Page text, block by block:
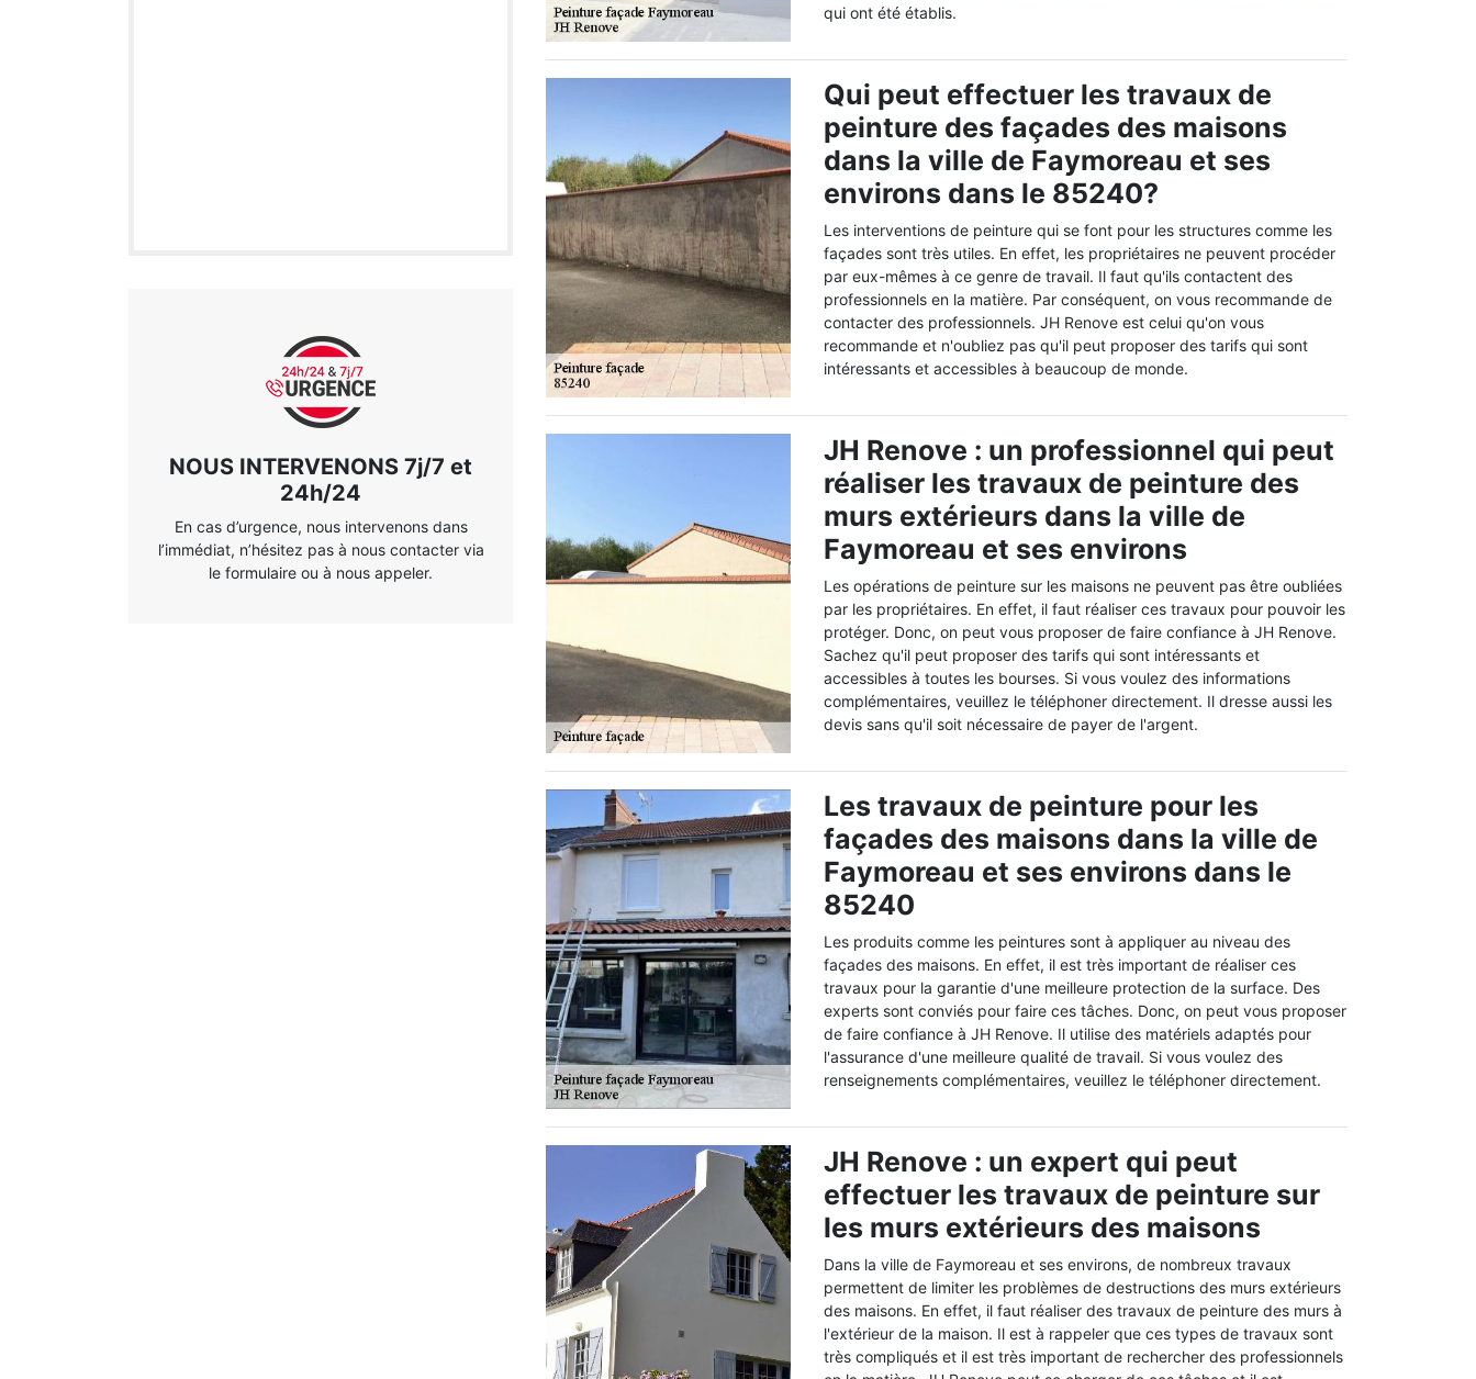
NOUS INTERVENONS 7j/7 et
24h/24
En cas d’urgence, nous intervenons dans
l’immédiat, n’hésitez pas à nous contacter via
le formulaire ou à nous appeler.
qui ont été établis.
Qui peut effectuer les travaux de
peinture des façades des maisons
dans la ville de Faymoreau et ses
environs dans le 85240?
Les interventions de peinture qui se font pour les structures comme les
façades sont très utiles. En effet, les propriétaires ne peuvent procéder
par eux-mêmes à ce genre de travail. Il faut qu'ils contactent des
professionnels en la matière. Par conséquent, on vous recommande de
contacter des professionnels. JH Renove est celui qu'on vous
recommande et n'oubliez pas qu'il peut proposer des tarifs qui sont
intéressants et accessibles à beaucoup de monde.
JH Renove : un professionnel qui peut
réaliser les travaux de peinture des
murs extérieurs dans la ville de
Faymoreau et ses environs
Les opérations de peinture sur les maisons ne peuvent pas être oubliées
par les propriétaires. En effet, il faut réaliser ces travaux pour pouvoir les
protéger. Donc, on peut vous proposer de faire confiance à JH Renove.
Sachez qu'il peut proposer des tarifs qui sont intéressants et
accessibles à toutes les bourses. Si vous voulez des informations
complémentaires, veuillez le téléphoner directement. Il dresse aussi les
devis sans qu'il soit nécessaire de payer de l'argent.
Les travaux de peinture pour les
façades des maisons dans la ville de
Faymoreau et ses environs dans le
85240
Les produits comme les peintures sont à appliquer au niveau des
façades des maisons. En effet, il est très important de réaliser ces
travaux pour la garantie d'une meilleure protection de la surface. Des
experts sont conviés pour faire ces tâches. Donc, on peut vous proposer
de faire confiance à JH Renove. Il utilise des matériels adaptés pour
l'assurance d'une meilleure qualité de travail. Si vous voulez des
renseignements complémentaires, veuillez le téléphoner directement.
JH Renove : un expert qui peut
effectuer les travaux de peinture sur
les murs extérieurs des maisons
Dans la ville de Faymoreau et ses environs, de nombreux travaux
permettent de limiter les problèmes de destructions des murs extérieurs
des maisons. En effet, il faut réaliser des travaux de peinture des murs à
l'extérieur de la maison. Il est à rappeler que ces types de travaux sont
très compliqués et il est très important de rechercher des professionnels